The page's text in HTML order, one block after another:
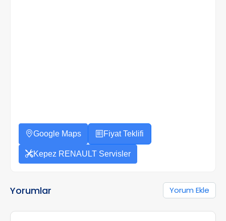
Google Maps Fiyat Teklifi
Kepez RENAULT Servisler
Yorumlar Yorum Ekle